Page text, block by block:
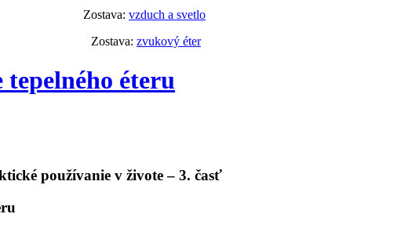
Zostava: vzduch a svetlo
Zostava: zvukový éter
éteru
používanie v živote – 3. časť